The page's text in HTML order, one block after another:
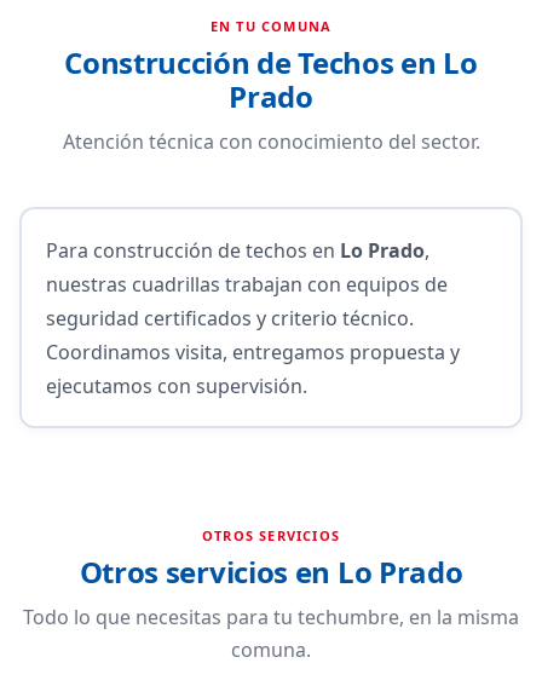
EN TU COMUNA
Construcción de Techos en Lo
Prado
Atención técnica con conocimiento del sector.
Para construcción de techos en Lo Prado,
nuestras cuadrillas trabajan con equipos de
seguridad certificados y criterio técnico.
Coordinamos visita, entregamos propuesta y
ejecutamos con supervisión.
OTROS SERVICIOS
Otros servicios en Lo Prado
Todo lo que necesitas para tu techumbre, en la misma
comuna.